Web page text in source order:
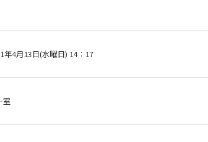
年4月13日(水曜日) 14：17
室